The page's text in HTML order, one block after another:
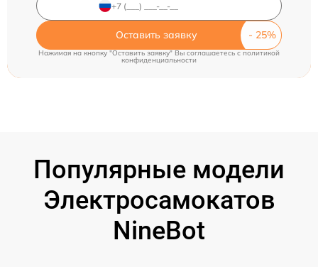
Оставить заявку
Нажимая на кнопку "Оставить заявку" Вы соглашаетесь c политикой
конфиденциальности
Популярные модели
Электросамокатов
NineBot